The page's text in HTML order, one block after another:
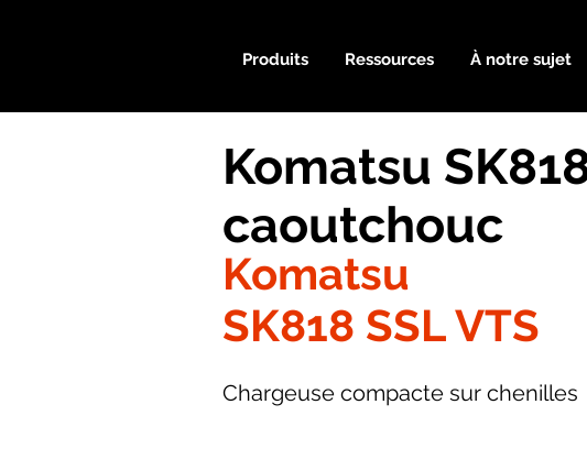
Produits Ressources À notre sujet
Komatsu
caoutchouc
Komatsu
SK818 SSL VTS
Chargeuse compacte sur chenilles